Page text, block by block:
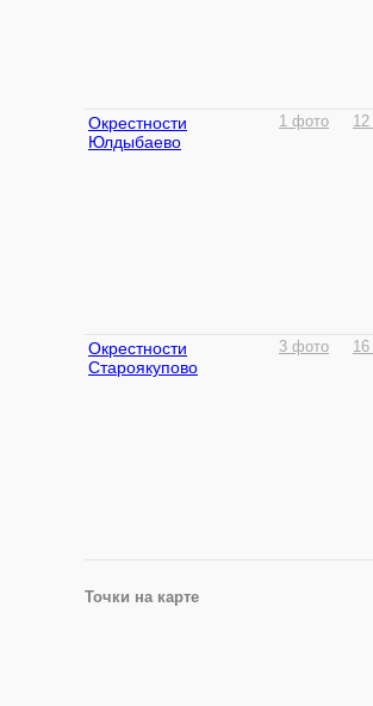
Окрестности
Юлдыбаево
1 фото
Окрестности
Староякупово
3 фото
Точки на карте